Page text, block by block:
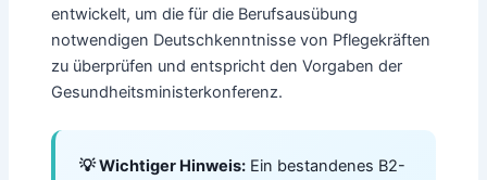
entwickelt, um die für die Berufsausübung
notwendigen Deutschkenntnisse von Pflegekräften
zu überprüfen und entspricht den Vorgaben der
Gesundheitsministerkonferenz.
💡 Wichtiger Hinweis: Ein bestandenes B2-